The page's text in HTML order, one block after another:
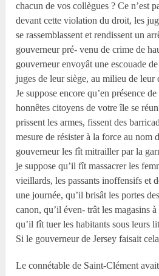
chacun de vos collègues ? Ce n’est
devant cette violation du droit, les
se rassemblassent et rendissent un
gouverneur pré- venu de crime de
gouverneur envoyât une escouade
juges de leur siège, au milieu de leur
Je suppose encore qu’en présence
honnêtes citoyens de votre île se
prissent les armes, fissent des
mesure de résister à la force au nom
gouverneur les fît mitrailler par la
je suppose qu’il fît massacrer les
vieillards, les passants inoffensifs et
une journée, qu’il brisât les portes
canon, qu’il éven- trât les magasins
qu’il fît tuer les habitants sous leurs
Si le gouverneur de Jersey faisait
Le connétable de Saint-Clément